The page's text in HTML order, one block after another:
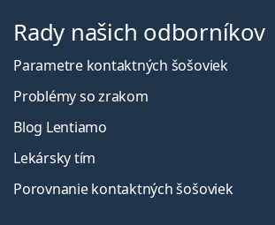
Rady našich odborníkov
Parametre kontaktných šošoviek
Problémy so zrakom
Blog Lentiamo
Lekársky tím
Porovnanie kontaktných šošoviek